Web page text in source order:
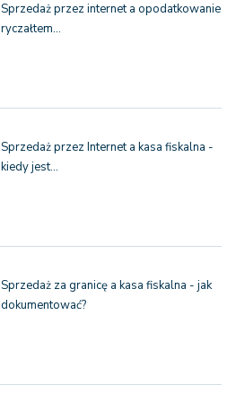
Sprzedaż przez internet a opodatkowanie
ryczałtem…
Sprzedaż przez Internet a kasa fiskalna -
kiedy jest…
Sprzedaż za granicę a kasa fiskalna - jak
dokumentować?